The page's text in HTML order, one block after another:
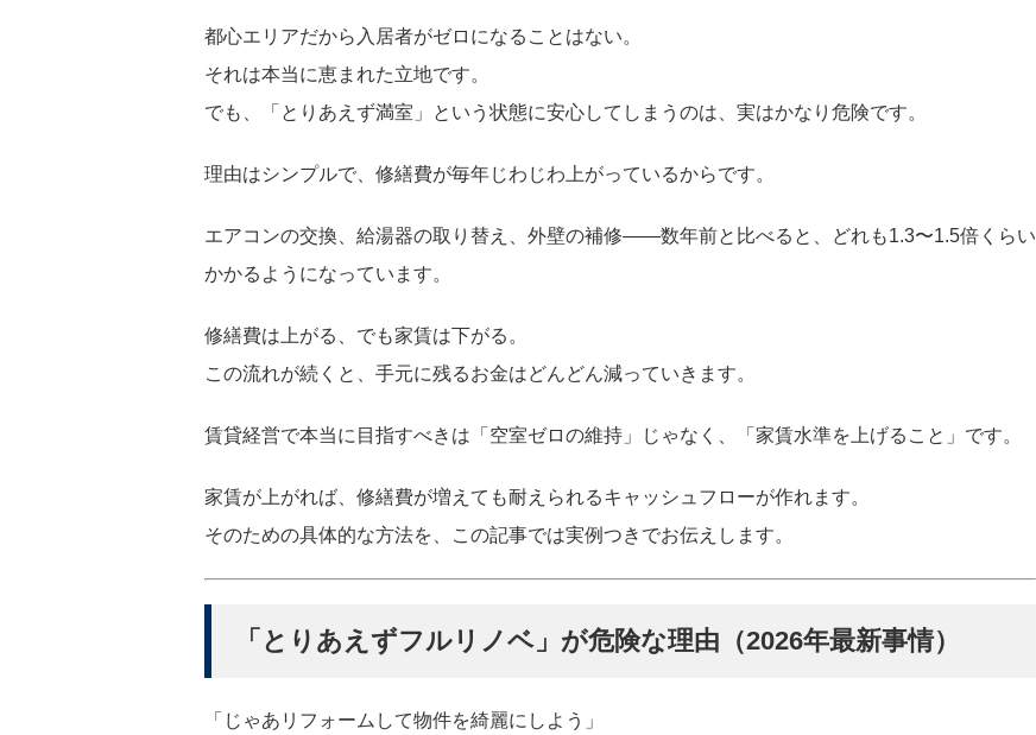
都心エリアだから入居者がゼロになることはない。
それは本当に恵まれた立地です。
でも、「とりあえず満室」という状態に安心してしまうのは、実はかなり危険です。
理由はシンプルで、 修繕費が毎年じわじわ上がっているからです。
エアコンの交換、給湯器の取り替え、外壁の補修——数年前と比べると、どれも1.3〜1.5倍くらい
かかるようになっています。
修繕費は上がる、でも家賃は下がる。
この流れが続くと、手元に残るお金はどんどん減っていきます。
賃貸経営で本当に目指すべきは「空室ゼロの維持」じゃなく、 「家賃水準を上げること」 です。
家賃が上がれば、修繕費が増えても耐えられるキャッシュフローが作れます。
そのための具体的な方法を、この記事では実例つきでお伝えします。
「とりあえずフルリノベ」が危険な理由（2026年最新事情）
「じゃあリフォームして物件を綺麗にしよう」